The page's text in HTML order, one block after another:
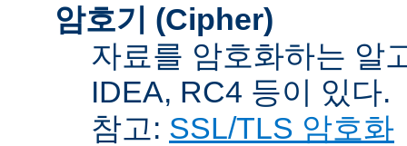
암호기 (Cipher)
자료를 암호화하는 알
IDEA, RC4 등이 있다.
참고: SSL/TLS 암호화